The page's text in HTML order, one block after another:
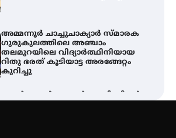
കുറിച്ചു
ഓൺലൈൻ ഷെയർ ട്രേഡിംഗിന്റെ
പേരിൽ 1.34 കോടി രൂപ തട്ടിയ
കേസ്; പത്താം പ്രതിയെ
ദുബായിലേക്ക് കോഴിക്കോട് എയർ
പോർട്ട് വഴി കടക്കാൻ ശ്രമിക്കവെ